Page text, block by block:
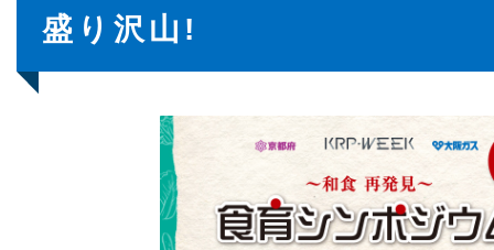
盛り沢山!